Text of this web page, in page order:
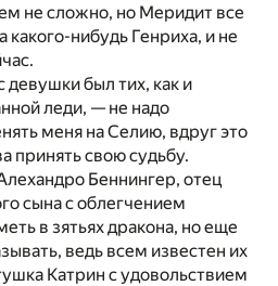
не сложно, но Меридит все
нибудь Генриха, и не
был тих, как и
леди, — не надо
меня на Селию, вдруг это
принять свою судьбу.
Беннингер, отец
сына с облегчением
в зятьях дракона, но еще
ведь всем известен их
Катрин с удовольствием